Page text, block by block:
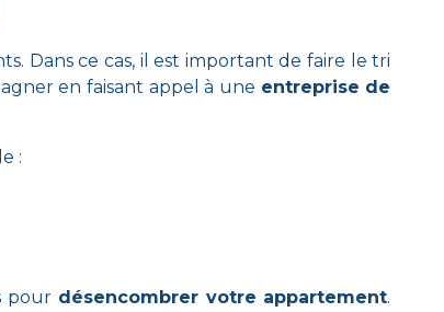
Dans ce cas, il est important de faire le tri
en faisant appel à une entreprise de
:
pour désencombrer votre appartement.